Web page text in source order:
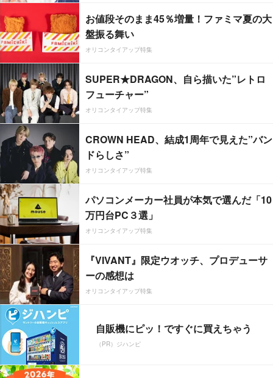
お値段そのまま45％増量！ファミマ夏の大
盤振る舞い
オリコンタイアップ特集
SUPER★DRAGON、自ら描いた”レトロ
フューチャー”
オリコンタイアップ特集
CROWN HEAD、結成1周年で見えた”バン
ドらしさ”
オリコンタイアップ特集
パソコンメーカー社員が本気で選んだ「10
万円台PC３選」
オリコンタイアップ特集
『VIVANT』限定ウオッチ、プロデューサ
ーの感想は
オリコンタイアップ特集
自販機にピッ！ですぐに買えちゃう
（PR）ジハンピ